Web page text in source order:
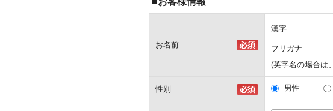
お名前
漢字
フリガナ
(英字名の場合は
性別 男性